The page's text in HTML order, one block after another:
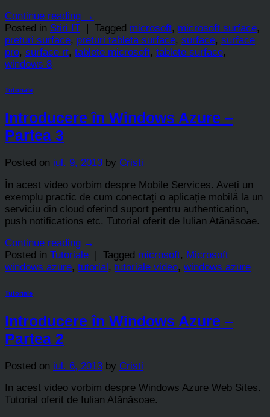
Continue reading →
Posted in Stiri IT | Tagged microsoft, microsoft surface,
preturi surface, preturi tableta surface, surface, surface
pro, surface rt, tablete microsoft, tablete surface,
windows 8
Tutoriale
Introducere în Windows Azure –
Partea 3
Posted on iul. 9, 2013 by Cristi
În acest video vorbim despre Mobile Services. Aveți un
exemplu practic de cum conectați o aplicație mobilă la un
serviciu din cloud oferind suport pentru authentication,
push notifications etc. Tutorial oferit de Iulian Atănăsoae.
Continue reading →
Posted in Tutoriale Tagged microsoft, Microsoft
windows azure, tutorial , tutoriale video, windows azure
Tutoriale
Introducere în Windows Azure –
Partea 2
Posted on iul. 6, 2013 by Cristi
In acest video vorbim despre Windows Azure Web Sites.
Tutorial oferit de Iulian Atănăsoae.